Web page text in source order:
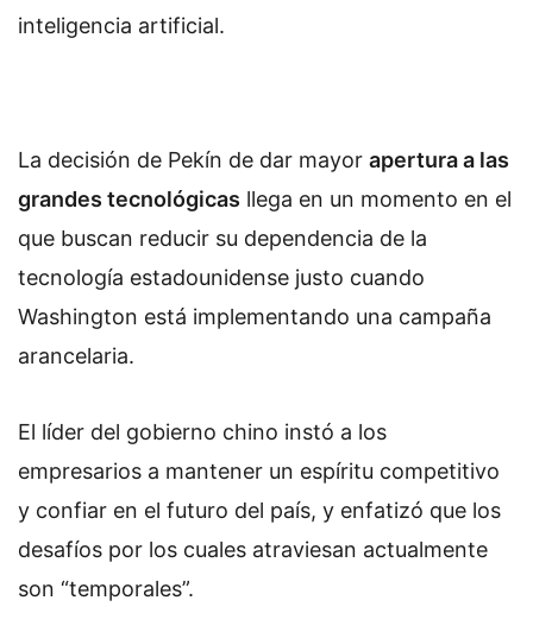
inteligencia artificial.
La decisión de Pekín de dar mayor apertura a las
grandes tecnológicas llega en un momento en el
que buscan reducir su dependencia de la
tecnología estadounidense justo cuando
Washington está implementando una campaña
arancelaria.
El líder del gobierno chino instó a los
empresarios a mantener un espíritu competitivo
y confiar en el futuro del país, y enfatizó que los
desafíos por los cuales atraviesan actualmente
son “temporales”.